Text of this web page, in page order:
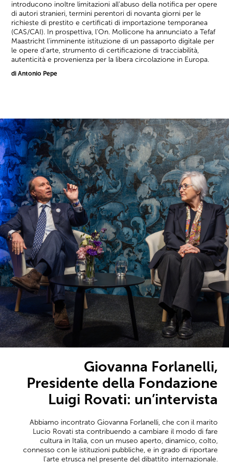
introducono inoltre limitazioni all'abuso della notifica per opere
di autori stranieri, termini perentori di novanta giorni per le
richieste di prestito e certificati di importazione temporanea
(CAS/CAI). In prospettiva, l'On. Mollicone ha annunciato a Tefaf
Maastricht l'imminente istituzione di un passaporto digitale per
le opere d'arte, strumento di certificazione di tracciabilità,
autenticità e provenienza per la libera circolazione in Europa.
di Antonio Pepe
Giovanna Forlanelli,
Presidente della Fondazione
Luigi Rovati: un’intervista
Abbiamo incontrato Giovanna Forlanelli, che con il marito
Lucio Rovati sta contribuendo a cambiare il modo di fare
cultura in Italia, con un museo aperto, dinamico, colto,
connesso con le istituzioni pubbliche, e in grado di riportare
l'arte etrusca nel presente del dibattito internazionale.